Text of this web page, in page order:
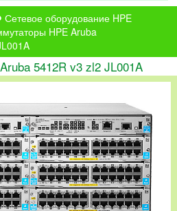
Сетевое оборудование HPE
HPE Aruba
5412R v3 zl2 JL001A